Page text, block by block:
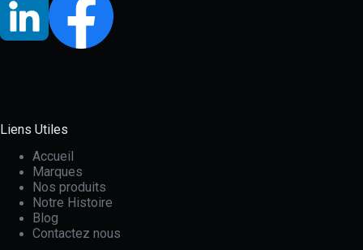
Liens Utiles
Accueil
Marques
Nos produits
Notre Histoire
Blog
Contactez nous